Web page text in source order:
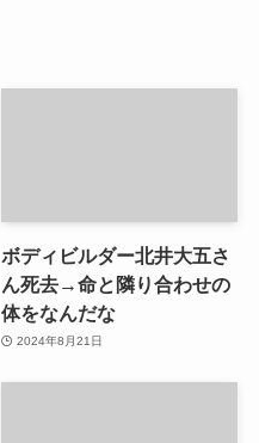
ボディビルダー北井大五さ
ん死去→命と隣り合わせの
体をなんだな
2024年8月21日